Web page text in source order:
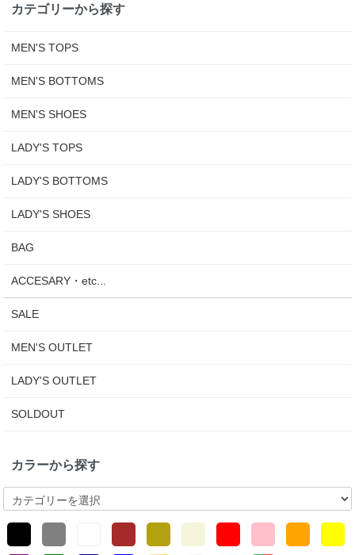
カテゴリーから探す
MEN'S TOPS
MEN'S BOTTOMS
MEN'S SHOES
LADY'S TOPS
LADY'S BOTTOMS
LADY'S SHOES
BAG
ACCESARY・etc...
SALE
MEN'S OUTLET
LADY'S OUTLET
SOLDOUT
カラーから探す